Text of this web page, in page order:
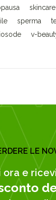
sperma
v-
LE
ora e